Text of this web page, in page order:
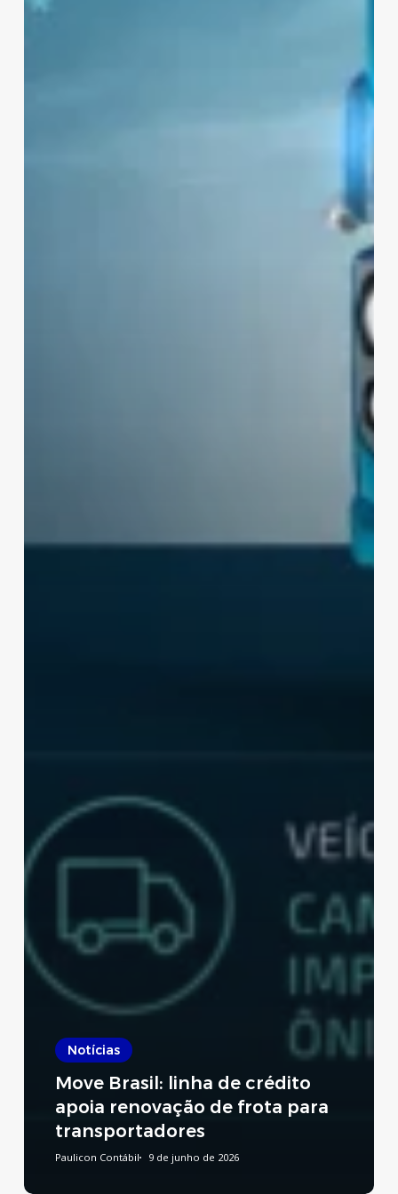
Notícias
Move Brasil: linha de crédito
apoia renovação de frota para
transportadores
Paulicon Contábil 9 de junho de 2026